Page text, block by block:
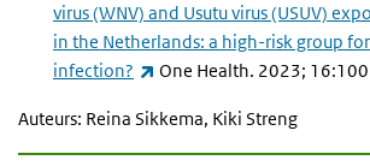
virus (WNV) and Usutu virus (USUV)
in the Netherlands: a high-risk group for
infection?
(externe link)
One Health. 2023;
Auteurs: Reina Sikkema, Kiki Streng